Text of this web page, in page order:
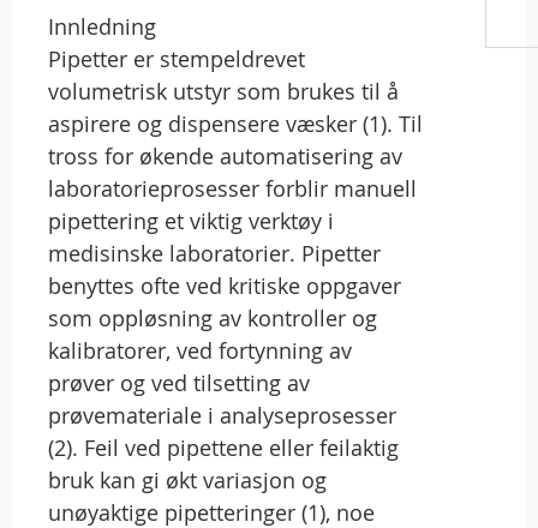
Innledning
Pipetter er stempeldrevet
volumetrisk utstyr som brukes til å
aspirere og dispensere væsker (1). Til
tross for økende automatisering av
laboratorieprosesser forblir manuell
pipettering et viktig verktøy i
medisinske laboratorier. Pipetter
benyttes ofte ved kritiske oppgaver
som oppløsning av kontroller og
kalibratorer, ved fortynning av
prøver og ved tilsetting av
prøvemateriale i analyseprosesser
(2). Feil ved pipettene eller feilaktig
bruk kan gi økt variasjon og
unøyaktige pipetteringer (1), noe